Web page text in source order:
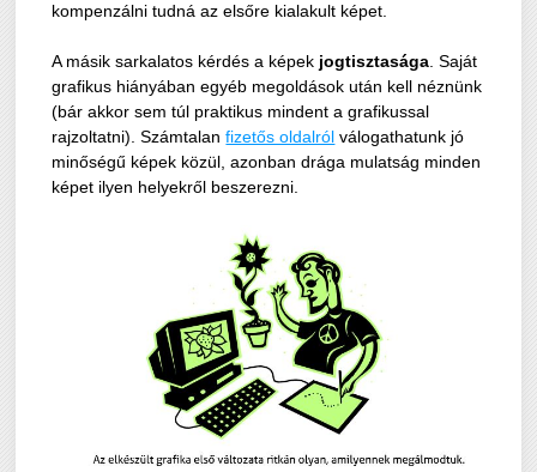
kompenzálni tudná az elsőre kialakult képet.
A másik sarkalatos kérdés a képek jogtisztasága. Saját
grafikus hiányában egyéb megoldások után kell néznünk
(bár akkor sem túl praktikus mindent a grafikussal
rajzoltatni). Számtalanfizetős oldalról válogathatunk jó
minőségű képek közül, azonban drága mulatság minden
képet ilyen helyekről beszerezni.